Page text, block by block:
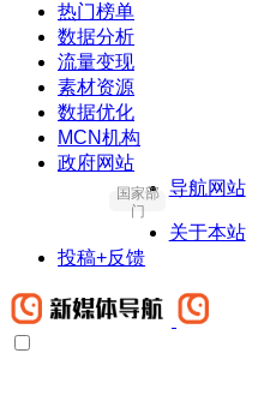
热门榜单
数据分析
流量变现
素材资源
数据优化
MCN机构
政府网站
国家部
门
导航网站
关于本站
投稿+反馈